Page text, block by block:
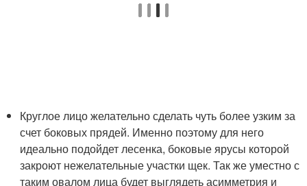
Круглое лицо желательно сделать чуть более узким за
счет боковых прядей. Именно поэтому для него
идеально подойдет лесенка, боковые ярусы которой
закроют нежелательные участки щек. Так же уместно с
таким овалом лица будет выглядеть асимметрия и